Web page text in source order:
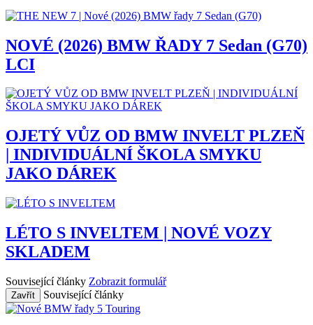
NOVÉ (2026) BMW ŘADY 7 Sedan (G70)
LCI
OJETÝ VŮZ OD BMW INVELT PLZEŇ
| INDIVIDUÁLNÍ ŠKOLA SMYKU
JAKO DÁREK
LÉTO S INVELTEM | NOVÉ VOZY
SKLADEM
Související články Zobrazit formulář
Zavřít Související články